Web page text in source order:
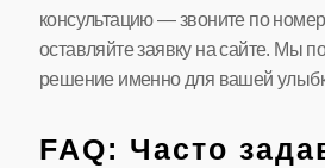
консультацию — звоните по
оставляйте заявку на сайте. Мы
решение именно для вашей
FAQ: Часто